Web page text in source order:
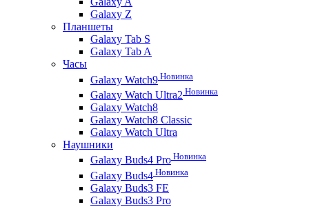
Galaxy Z
Планшеты
Galaxy Tab S
Galaxy Tab A
Часы
Galaxy Watch9 Новинка
Galaxy Watch Ultra2 Новинка
Galaxy Watch8
Galaxy Watch8 Classic
Galaxy Watch Ultra
Наушники
Galaxy Buds4 Pro Новинка
Galaxy Buds4 Новинка
Galaxy Buds3 FE
Galaxy Buds3 Pro